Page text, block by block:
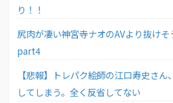
り！！
尻肉が凄い神宮寺ナオのAVより抜けそ
part4
【悲報】トレパク絵師の江口寿史さん
してしまう。全く反省してない